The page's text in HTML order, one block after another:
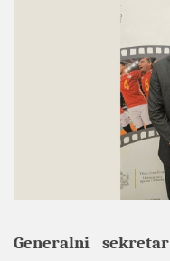
Generalni sekretar